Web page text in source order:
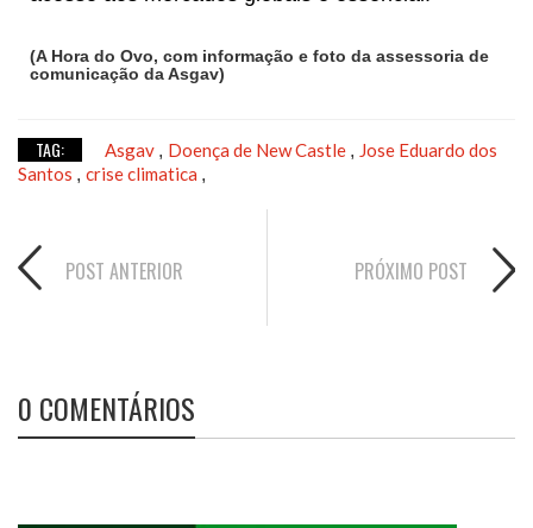
(A Hora do Ovo, com informação e foto da assessoria de
comunicação da Asgav)
TAG: Asgav , Doença de New Castle , Jose Eduardo dos
Santos , crise climatica ,
POST ANTERIOR PRÓXIMO POST
0 COMENTÁRIOS